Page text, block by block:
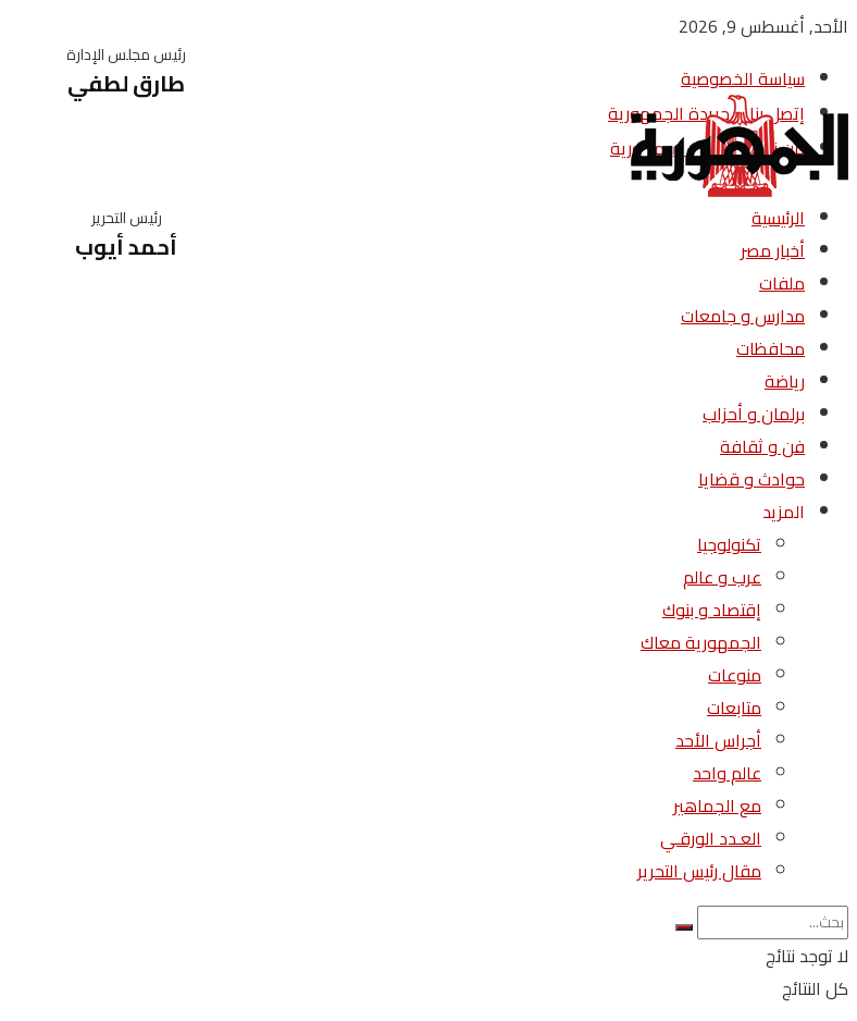
الأحد, أغسطس 9, 2026
سياسة الخصوصية
إتصل بنا – جريدة الجمهورية
من نحن – جريدة الجمهورية
رئيس مجلس الإدارة
طارق لطفي
رئيس التحرير
أحمد أيوب
الرئيسية
أخبار مصر
ملفات
مدارس و جامعات
محافظات
رياضة
برلمان و أحزاب
فن و ثقافة
حوادث و قضايا
المزيد
تكنولوجيا
عرب و عالم
إقتصاد و بنوك
الجمهورية معاك
منوعات
متابعات
أجراس الأحد
عالم واحد
مع الجماهير
العـدد الورقـي
مقال رئيس التحرير
لا توجد نتائج
كل النتائج